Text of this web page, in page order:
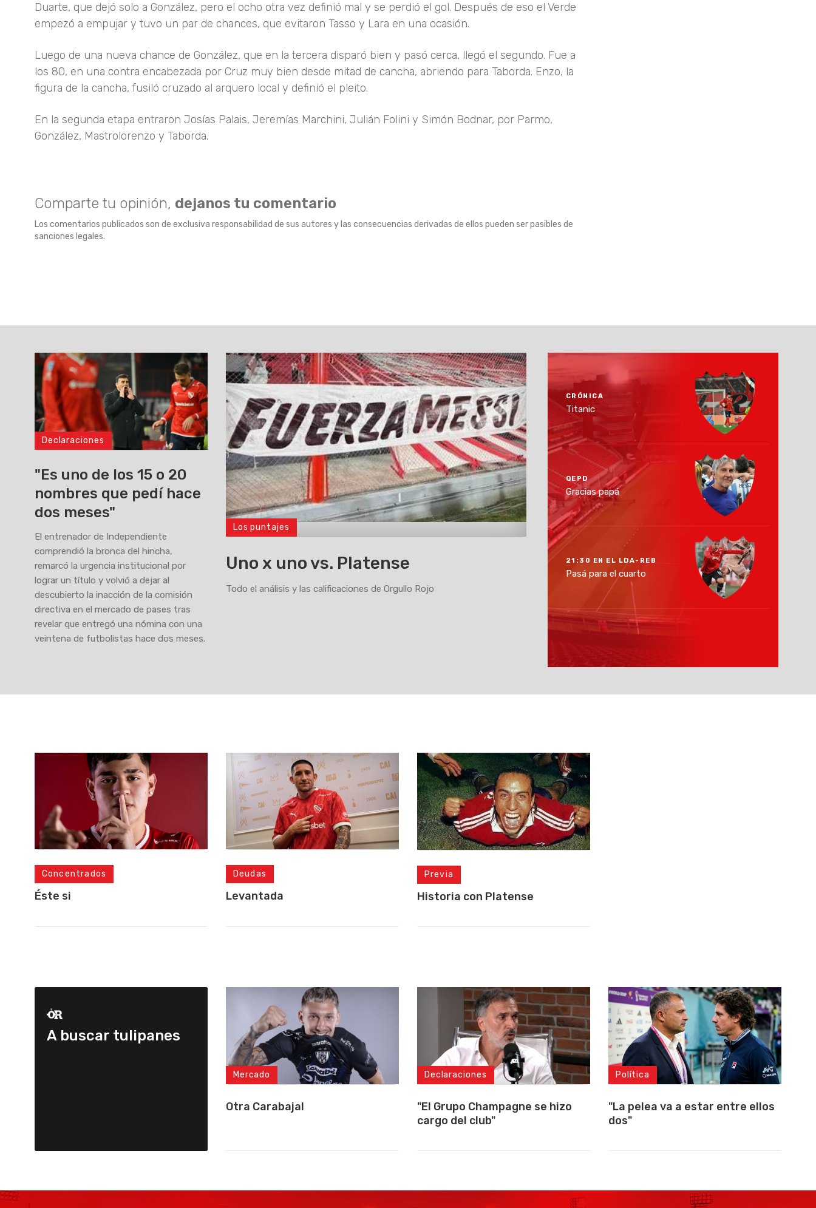
Duarte, que dejó solo a González, pero el ocho otra vez definió mal y se perdió el gol. Después de eso el Verde
empezó a empujar y tuvo un par de chances, que evitaron Tasso y Lara en una ocasión.
Luego de una nueva chance de González, que en la tercera disparó bien y pasó cerca, llegó el segundo. Fue a
los 80, en una contra encabezada por Cruz muy bien desde mitad de cancha, abriendo para Taborda. Enzo, la
figura de la cancha, fusiló cruzado al arquero local y definió el pleito.
En la segunda etapa entraron Josías Palais, Jeremías Marchini, Julián Folini y Simón Bodnar, por Parmo,
González, Mastrolorenzo y Taborda.
Comparte tu opinión, dejanos tu comentario
Los comentarios publicados son de exclusiva responsabilidad de sus autores y las consecuencias derivadas de ellos pueden ser pasibles de
sanciones legales.
Declaraciones
"Es uno de los 15 o 20
nombres que pedí hace
dos meses"
El entrenador de Independiente
comprendió la bronca del hincha,
remarcó la urgencia institucional por
lograr un título y volvió a dejar al
descubierto la inacción de la comisión
directiva en el mercado de pases tras
revelar que entregó una nómina con una
veintena de futbolistas hace dos meses.
Los puntajes
Uno x uno vs. Platense
Todo el análisis y las calificaciones de Orgullo Rojo
CRÓNICA
Titanic
QEPD
Gracias papá
21:30 EN EL LDA-REB
Pasá para el cuarto
Concentrados
Éste si
Deudas
Levantada
Previa
Historia con Platense
A buscar tulipanes
Mercado
Otra Carabajal
Declaraciones
"El Grupo Champagne se hizo
cargo del club"
Política
"La pelea va a estar entre ellos
dos"